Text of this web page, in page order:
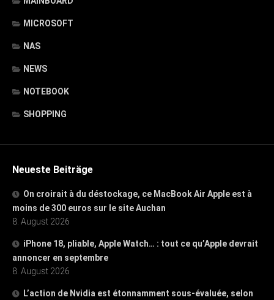
MICROSOFT
NAS
NEWS
NOTEBOOK
SHOPPING
Neueste Beiträge
On croirait à du déstockage, ce MacBook Air Apple est à
moins de 300 euros sur le site Auchan
8. August 2026
iPhone 18, pliable, Apple Watch… : tout ce qu’Apple devrait
annoncer en septembre
8. August 2026
L’action de Nvidia est étonnamment sous-évaluée, selon